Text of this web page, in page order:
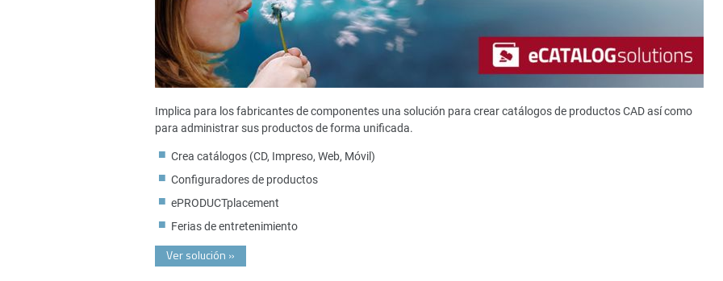
Implica para los fabricantes de componentes una solución para crear catálogos de productos CAD así como
para administrar sus productos de forma unificada.
Crea catálogos (CD, Impreso, Web, Móvil)
Configuradores de productos
ePRODUCTplacement
Ferias de entretenimiento
Ver solución »